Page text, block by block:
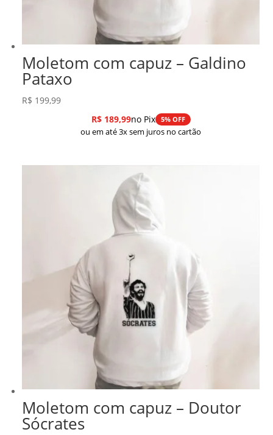
Moletom com capuz – Galdino
Pataxo
R$ 199,99
R$189,99no Pix 5% OFF
ou em até 3x sem juros no cartão
Moletom com capuz – Doutor
Sócrates